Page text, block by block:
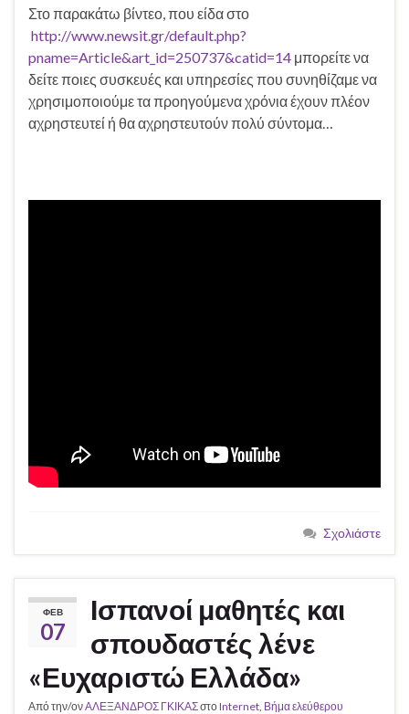
Στο παρακάτω βίντεο, που είδα στο
http://www.newsit.gr/default.php?
pname=Article&art_id=250737&catid=14 μπορείτε να
δείτε ποιες συσκευές και υπηρεσίες που συνηθίζαμε να
χρησιμοποιούμε τα προηγούμενα χρόνια έχουν πλέον
αχρηστευτεί ή θα αχρηστευτούν πολύ σύντομα…
Σχολιάστε
ΦΕΒ
07
Ισπανοί μαθητές και
σπουδαστές λένε
«Ευχαριστώ Ελλάδα»
Από την/ονΑΛΕΞΑΝΔΡΟΣ ΓΚΙΚΑΣστοInternet Βήμα ελεύθερου